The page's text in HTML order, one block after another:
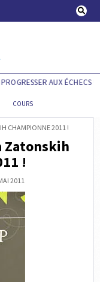
AUX ÉCHECS !
COURS
CHAMPIONNE 2011 !
Zatonskih
!
2011